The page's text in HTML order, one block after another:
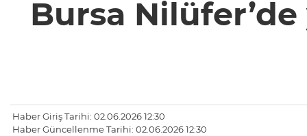
Bursa
Haber Giriş Tarihi: 02.06.2026 12:30
Haber Güncellenme Tarihi: 02.06.2026 12:30